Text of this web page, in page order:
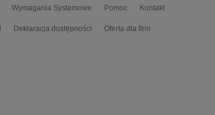
Wymagania Systemowe Pomoc Kontakt
Deklaracja dostępności Oferta dla firm